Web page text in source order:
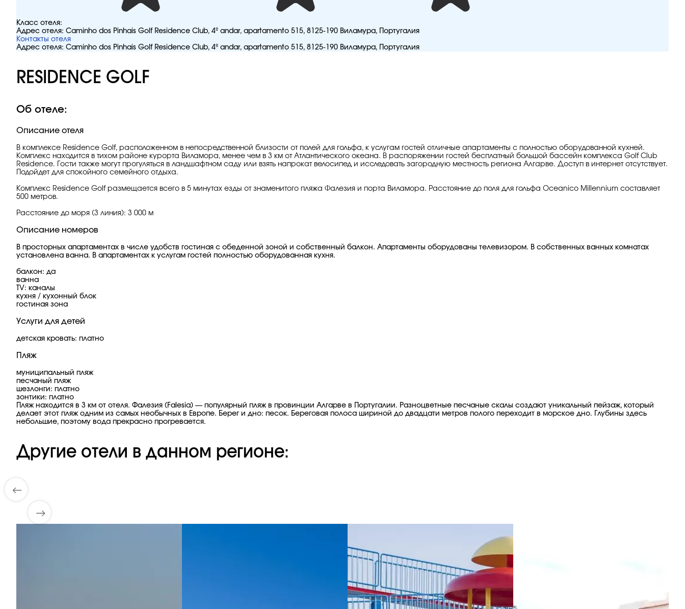
Класс отеля:
Адрес отеля: Caminho dos Pinhais Golf Residence Club, 4º andar, apartamento 515, 8125-190 Виламура, Португалия
Контакты отеля
Адрес отеля: Caminho dos Pinhais Golf Residence Club, 4º andar, apartamento 515, 8125-190 Виламура, Португалия
RESIDENCE GOLF
Об отеле:
Описание отеля
В комплексе Residence Golf, расположенном в непосредственной близости от полей для гольфа, к услугам гостей отличные апартаменты с полностью оборудованной кухней.
Комплекс находится в тихом районе курорта Виламора, менее чем в 3 км от Атлантического океана. В распоряжении гостей бесплатный большой бассейн комплекса Golf Club
Residence. Гости также могут прогуляться в ландшафтном саду или взять напрокат велосипед и исследовать загородную местность региона Алгарве. Доступ в интернет отсутствует.
Подойдет для спокойного семейного отдыха.
Комплекс Residence Golf размещается всего в 5 минутах езды от знаменитого пляжа Фалезия и порта Виламора. Расстояние до поля для гольфа Oceanico Millennium составляет
500 метров.
Расстояние до моря (3 линия): 3 000 м
Описание номеров
В просторных апартаментах в числе удобств гостиная с обеденной зоной и собственный балкон. Апартаменты оборудованы телевизором. В собственных ванных комнатах
установлена ванна. В апартаментах к услугам гостей полностью оборудованная кухня.
балкон: да
ванна
TV: каналы
кухня / кухонный блок
гостиная зона
Услуги для детей
детская кровать: платно
Пляж
муниципальный пляж
песчаный пляж
шезлонги: платно
зонтики: платно
Пляж находится в 3 км от отеля. Фалезия (Falesia) — популярный пляж в провинции Алгарве в Португалии. Разноцветные песчаные скалы создают уникальный пейзаж, который
делает этот пляж одним из самых необычных в Европе. Берег и дно: песок. Береговая полоса шириной до двадцати метров полого переходит в морское дно. Глубины здесь
небольшие, поэтому вода прекрасно прогревается.
Другие отели в данном регионе: